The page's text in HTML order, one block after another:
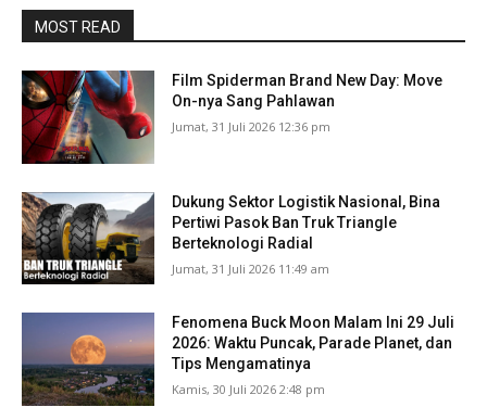
MOST READ
Film Spiderman Brand New Day: Move
On-nya Sang Pahlawan
Jumat, 31 Juli 2026 12:36 pm
Dukung Sektor Logistik Nasional, Bina
Pertiwi Pasok Ban Truk Triangle
Berteknologi Radial
Jumat, 31 Juli 2026 11:49 am
Fenomena Buck Moon Malam Ini 29 Juli
2026: Waktu Puncak, Parade Planet, dan
Tips Mengamatinya
Kamis, 30 Juli 2026 2:48 pm